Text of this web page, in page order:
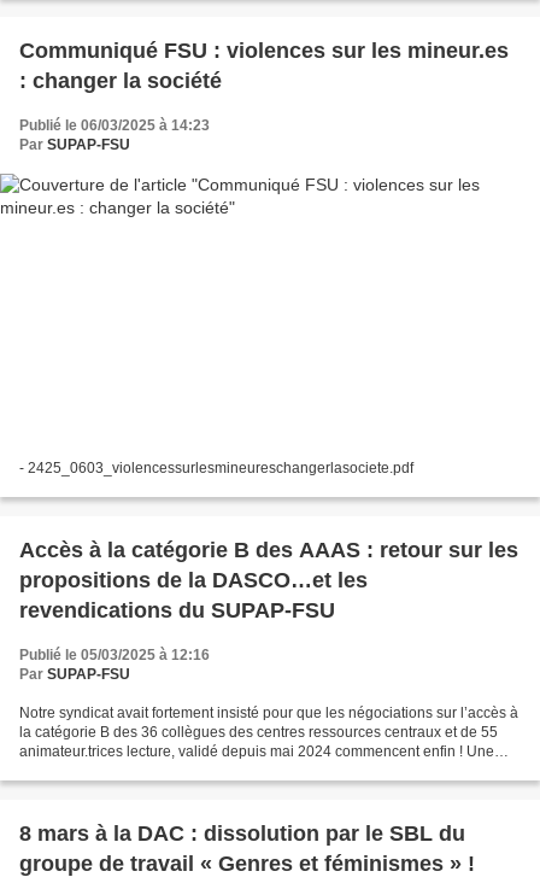
Communiqué FSU : violences sur les mineur.es
: changer la société
Publié le 06/03/2025 à 14:23
Par SUPAP-FSU
- 2425_0603_violencessurlesmineureschangerlasociete.pdf
Accès à la catégorie B des AAAS : retour sur les
propositions de la DASCO…et les
revendications du SUPAP-FSU
Publié le 05/03/2025 à 12:16
Par SUPAP-FSU
Notre syndicat avait fortement insisté pour que les négociations sur l’accès à
la catégorie B des 36 collègues des centres ressources centraux et de 55
animateur.trices lecture, validé depuis mai 2024 commencent enfin ! Une
8 mars à la DAC : dissolution par le SBL du
groupe de travail « Genres et féminismes » !